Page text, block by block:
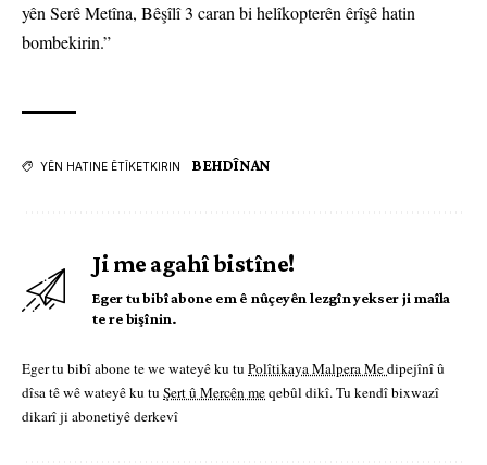
yên Serê Metîna, Bêşîlî 3 caran bi helîkopterên êrîşê hatin
bombekirin.”
YÊN HATINE ÊTÎKETKIRIN BEHDÎNAN
Ji me agahî bistîne!
Eger tu bibî abone em ê nûçeyên lezgîn yekser ji maîla
te re bişînin.
Eger tu bibî abone te we wateyê ku tu Polîtikaya Malpera Medipejînî û
dîsa tê wê wateyê ku tu Şert û Mercên meqebûl dikî. Tu kendî bixwazî
dikarî ji abonetiyê derkevî